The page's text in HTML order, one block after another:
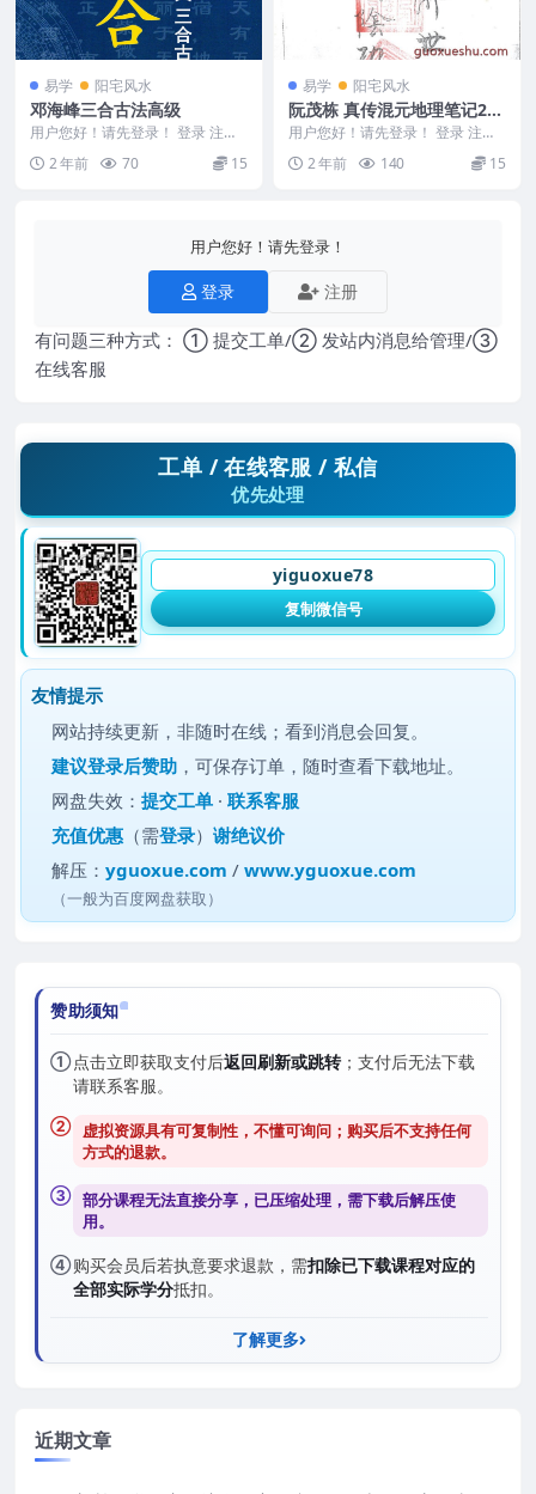
易学 阳宅风水
邓海峰三合古法高级
用户您好！请先登录！ 登录 注册
邓海峰《三合古法高级密训班》59
4页.pdf ...
2 年前 70 15
易学 阳宅风水
阮茂栋 真传混元地理笔记229
页
用户您好！请先登录！ 登录 注册
阮茂栋 真传混元地理笔记229页 2
40615...
2 年前 140 15
用户您好！请先登录！
登录 注册
有问题三种方式： ① 提交工单/② 发站内消息给管理/③
在线客服
工单 / 在线客服 / 私信
优先处理
yiguoxue78
复制微信号
友情提示
网站持续更新，非随时在线；看到消息会回复。
建议登录后赞助 ，可保存订单，随时查看下载地址。
网盘失效：提交工单 ·联系客服
充值优惠 （需登录）谢绝议价
解压：yguoxue.com /www.yguoxue.com
（一般为百度网盘获取）
赞助须知
①点击立即获取支付后返回刷新或跳转；支付后无法下载
请联系客服。
② 虚拟资源具有可复制性，不懂可询问；购买后不支持任何
方式的退款。
③ 部分课程无法直接分享，已压缩处理，需下载后解压使
用。
④购买会员后若执意要求退款，需扣除已下载课程对应的
全部实际学分抵扣。
了解更多
近期文章